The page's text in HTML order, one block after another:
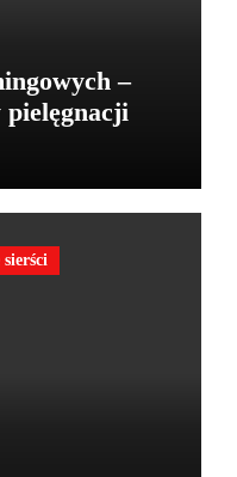
–
pielęgnacji